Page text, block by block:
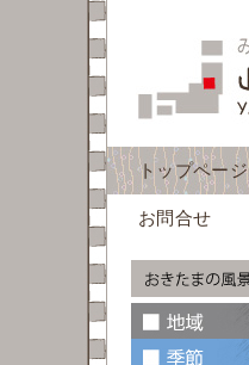
トップページ
お問合せ